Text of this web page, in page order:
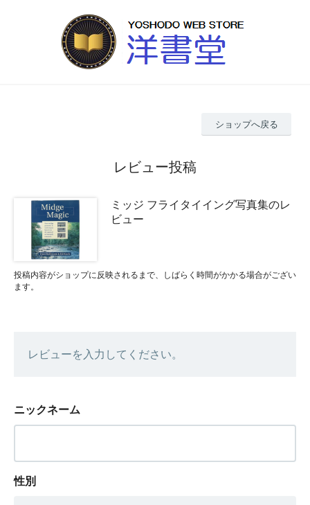
ショップへ戻る
レビュー投稿
ミッジ フライタイイング写真集のレ
ビュー
投稿内容がショップに反映されるまで、しばらく時間がかかる場合がござい
ます。
レビューを入力してください。
ニックネーム
性別